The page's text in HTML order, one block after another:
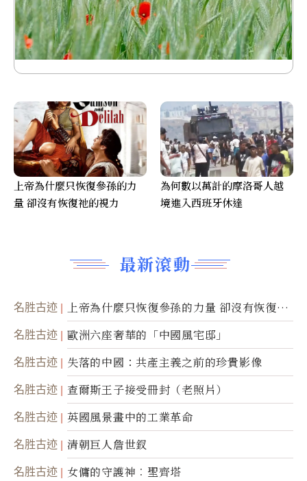
最新滾動
名胜古迹
上帝為什麼只恢復參孫的力量 卻沒有恢復祂
的視力
名胜古迹 歐洲六座奢華的「中國風宅邸」
名胜古迹 失落的中國：共產主義之前的珍貴影像
名胜古迹 查爾斯王子接受冊封（老照片）
名胜古迹 英國風景畫中的工業革命
名胜古迹 清朝巨人詹世釵
名胜古迹 女傭的守護神︰聖齊塔
上帝為什麼只恢復參孫的力
量 卻沒有恢復祂的視力
為何數以萬計的摩洛哥人越
境進入西班牙休達